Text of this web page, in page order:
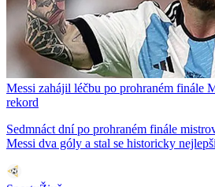
Messi zahájil léčbu po prohraném finále
rekord
Sedmnáct dní po prohraném finále
Messi dva góly a stal se historicky